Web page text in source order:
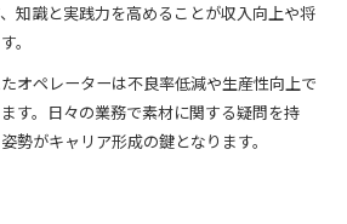
知識と実践力を高めることが収入向上や将
。
オペレーターは不良率低減や生産性向上で
す。日々の業務で素材に関する疑問を持
勢がキャリア形成の鍵となります。